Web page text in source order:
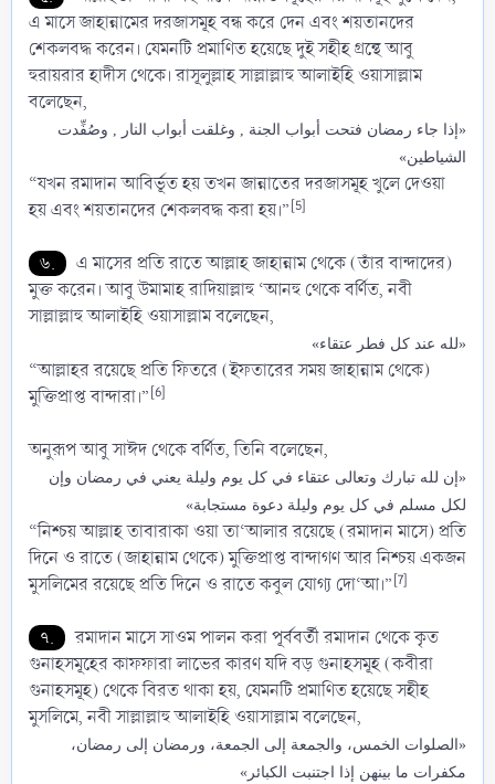
এ মাসে জাহান্নামের দরজাসমূহ বন্ধ করে দেন এবং শয়তানদের
শেকলবদ্ধ করেন। যেমনটি প্রমাণিত হয়েছে দুই সহীহ গ্রন্থে আবু
হুরায়রার হাদীস থেকে। রাসূলুল্লাহ সাল্লাল্লাহু আলাইহি ওয়াসাল্লাম
বলেছেন,
«إذا جاء رمضان فتحت أبواب الجنة , وغلقت أبواب النار , وصُفِّدت
الشياطين»
“যখন রমাদান আবির্ভূত হয় তখন জান্নাতের দরজাসমূহ খুলে দেওয়া
হয় এবং শয়তানদের শেকলবদ্ধ করা হয়।”[5]
৬.
এ মাসের প্রতি রাতে আল্লাহ জাহান্নাম থেকে (তাঁর বান্দাদের)
মুক্ত করেন। আবু উমামাহ রাদিয়াল্লাহু ‘আনহু থেকে বর্ণিত, নবী
সাল্লাল্লাহু আলাইহি ওয়াসাল্লাম বলেছেন,
«لله عند كل فطر عتقاء»
“আল্লাহর রয়েছে প্রতি ফিতরে (ইফতারের সময় জাহান্নাম থেকে)
মুক্তিপ্রাপ্ত বান্দারা।”[6]
অনুরূপ আবু সাঈদ থেকে বর্ণিত, তিনি বলেছেন,
«إن لله تبارك وتعالى عتقاء في كل يوم وليلة يعني في رمضان وإن
لكل مسلم في كل يوم وليلة دعوة مستجابة»
“নিশ্চয় আল্লাহ তাবারাকা ওয়া তা‘আলার রয়েছে (রমাদান মাসে) প্রতি
দিনে ও রাতে (জাহান্নাম থেকে) মুক্তিপ্রাপ্ত বান্দাগণ আর নিশ্চয় একজন
মুসলিমের রয়েছে প্রতি দিনে ও রাতে কবুল যোগ্য দো‘আ।”[7]
৭.
রমাদান মাসে সাওম পালন করা পূর্ববর্তী রমাদান থেকে কৃত
গুনাহসমূহের কাফফারা লাভের কারণ যদি বড় গুনাহসমূহ (কবীরা
গুনাহসমূহ) থেকে বিরত থাকা হয়, যেমনটি প্রমাণিত হয়েছে সহীহ
মুসলিমে, নবী সাল্লাল্লাহু আলাইহি ওয়াসাল্লাম বলেছেন,
«الصلوات الخمس، والجمعة إلى الجمعة، ورمضان إلى رمضان،
مكفرات ما بينهن إذا اجتنبت الكبائر»